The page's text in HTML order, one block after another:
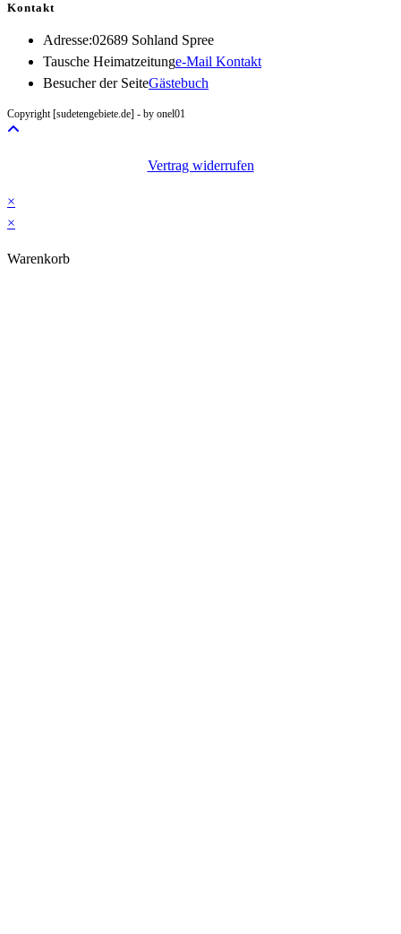
Kontakt
Adresse:02689 Sohland Spree
Tausche Heimatzeitunge-Mail KontaktOpens
Besucher der SeiteGästebuch
Copyright [sudetengebiete.de] - by onel01
Vertrag widerrufen
×
×
Warenkorb